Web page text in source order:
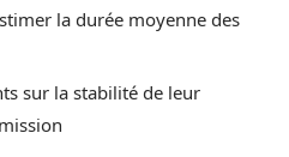
la durée moyenne des
sur la stabilité de leur